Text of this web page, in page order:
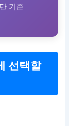
기준
선택할